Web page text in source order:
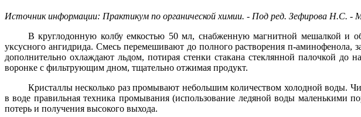
Источник информации: Практикум по органической химии. - Под ред. Зефирова Н.С. -
В круглодонную колбу емкостью 50 мл, снабженную магнитной мешалкой и
уксусного ангидрида. Смесь перемешивают до полного растворения п-
дополнительно охлаждают льдом, потирая стенки стакана стеклянной палочкой
воронке с фильтрующим дном, тщательно отжимая продукт.
Кристаллы несколько раз промывают небольшим количеством холодной воды.
в воде правильная техника промывания (использование ледяной воды маленькими
потерь и получения высокого выхода.